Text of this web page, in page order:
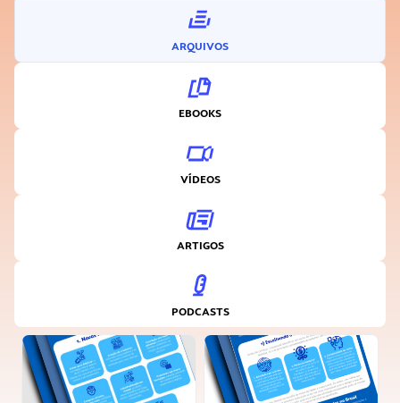
ARQUIVOS
EBOOKS
VÍDEOS
ARTIGOS
PODCASTS